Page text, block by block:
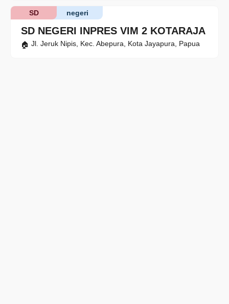
SD NEGERI INPRES VIM 2 KOTARAJA
negeri
SD
Jl. Jeruk Nipis, Kec. Abepura, Kota Jayapura, Papua